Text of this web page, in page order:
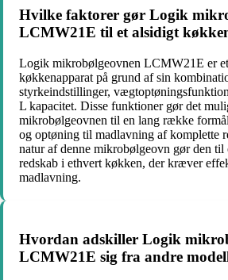
Hvilke faktorer gør Logik
LCMW21E til et alsidigt
Logik mikrobølgeovnen LCMW21E er
køkkenapparat på grund af sin
styrkeindstillinger,
L kapacitet. Disse funktioner gør det
mikrobølgeovnen til en lang række
og optøning til madlavning af komplette
natur af denne mikrobølgeovn gør den
redskab i ethvert køkken, der kræver
madlavning.
Hvordan adskiller Logik
LCMW21E sig fra andre